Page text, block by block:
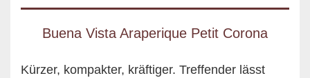
Buena Vista Araperique Petit Corona
Kürzer, kompakter, kräftiger. Treffender lässt